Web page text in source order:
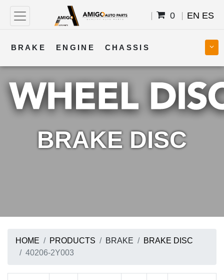
0 EN ES
BRAKE ENGINE CHASSIS
COOLING STEERING BODY
TRANSMISSION FUEL ELECTRICAL
BRAKE DISC
HOME PRODUCTS BRAKE
BRAKE DISC
40206-2Y003